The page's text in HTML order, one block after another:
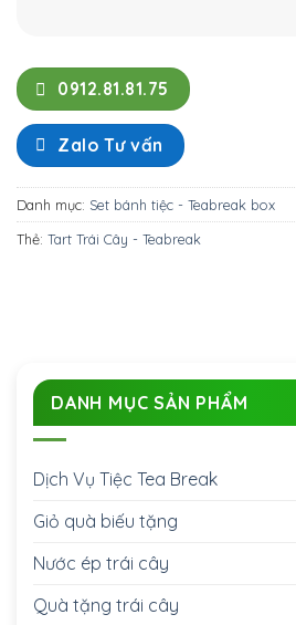
0912.81.81.75
Zalo Tư vấn
Danh mục: Set bánh tiệc - Teabreak box
Thẻ: Tart Trái Cây - Teabreak
DANH MỤC SẢN PHẨM
Dịch Vụ Tiệc Tea Break
Giỏ quà biếu tặng
Nước ép trái cây
Quà tặng trái cây